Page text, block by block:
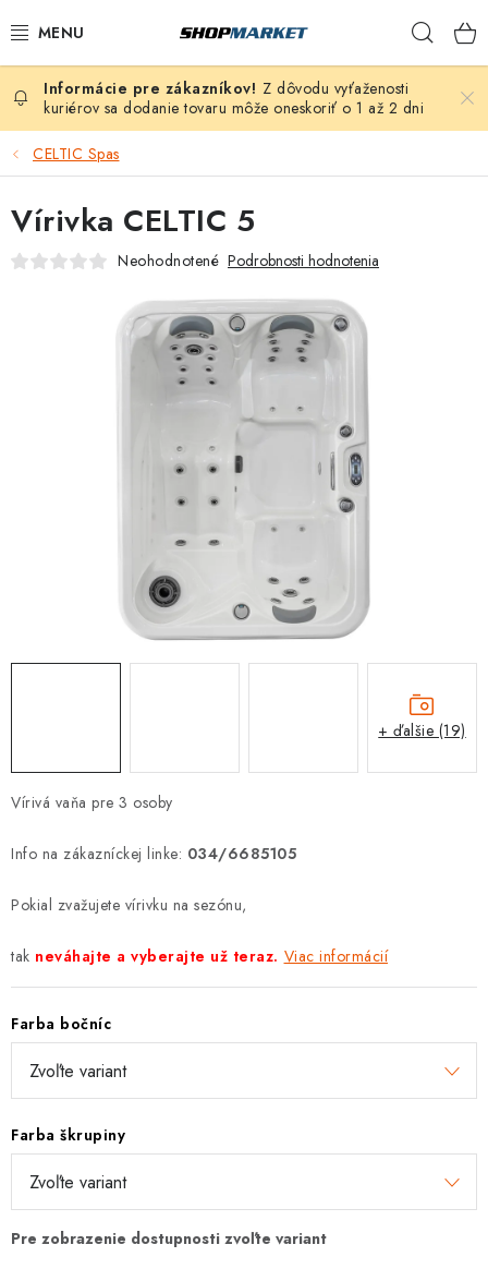
na
VÍRIVÉ VANE
SAUNY
BAZÉNY
NAFUKOVACIE VÍRIVKY
PROTIZÁPLAVOVÉ A HASIACE ZARIADENIA
OBCHODNÉ PODMIENKY
ZNAČKY
Spôsob dopravy a platby
Z dôvodu vyťaženosti
kuriérov sa dodanie tovaru môže oneskoriť o 1 až 2 dni
CELTIC Spas
Vírivá vaňa pre 3 osoby
Info na zákazníckej linke: 034/6685105
Pokial zvažujete vírivku na sezónu,
tak neváhajte a vyberajte už teraz. Viac informácií
Farba bočníc
Farba škrupiny
Vírivka CELTIC 5
Neohodnotené Podrobnosti hodnotenia
+ ďalšie (19)